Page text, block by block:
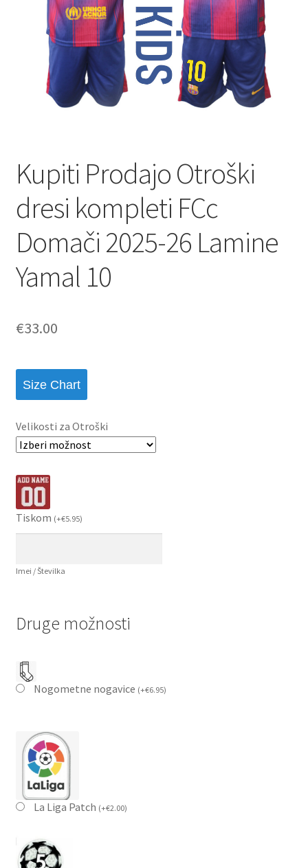
Kupiti Prodajo Otroški
dresi kompleti FCc
Domači 2025-26 Lamine
Yamal 10
€33.00
Size Chart
Velikosti za Otroški
Tiskom (+€5.95)
Imei / Številka
Druge možnosti
Nogometne nogavice (+€6.95)
La Liga Patch (+€2.00)